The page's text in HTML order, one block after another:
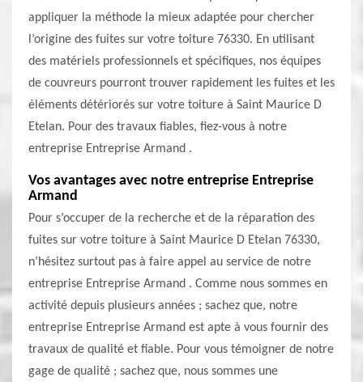
appliquer la méthode la mieux adaptée pour chercher
l’origine des fuites sur votre toiture 76330. En utilisant
des matériels professionnels et spécifiques, nos équipes
de couvreurs pourront trouver rapidement les fuites et les
éléments détériorés sur votre toiture à Saint Maurice D
Etelan. Pour des travaux fiables, fiez-vous à notre
entreprise Entreprise Armand .
Vos avantages avec notre entreprise Entreprise
Armand
Pour s’occuper de la recherche et de la réparation des
fuites sur votre toiture à Saint Maurice D Etelan 76330,
n’hésitez surtout pas à faire appel au service de notre
entreprise Entreprise Armand . Comme nous sommes en
activité depuis plusieurs années ; sachez que, notre
entreprise Entreprise Armand est apte à vous fournir des
travaux de qualité et fiable. Pour vous témoigner de notre
gage de qualité ; sachez que, nous sommes une